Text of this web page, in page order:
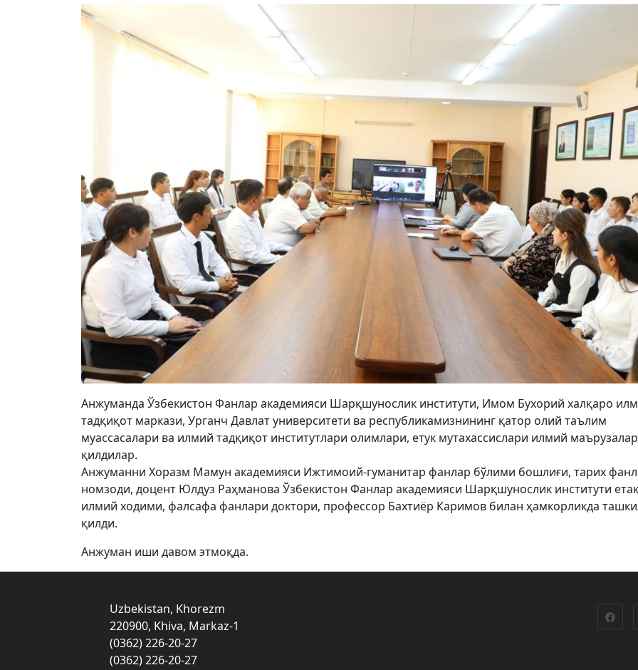
Aнжуманда Ўзбекистон Фанлар академияси Шарқшунослик институти, Имом Бухорий халқаро
тадқиқот маркази, Урганч Давлат университети ва республикамизнининг қатор олий таълим
муассасалари ва илмий тадқиқот институтлари олимлари, етук мутахассислари илмий маърузалар
қилдилар.
Анжуманни Хоразм Мамун академияси Ижтимоий-гуманитар фанлар бўлими бошлиғи, тарих
номзоди, доцент Юлдуз Раҳманова Ўзбекистон Фанлар академияси Шарқшунослик институти
илмий ходими, фалсафа фанлари доктори, профессор Бахтиёр Каримов билан ҳамкорликда
қилди.
Aнжуман иши давом этмоқда.
Uzbekistan, Khorezm
220900, Khiva, Markaz-1
(0362) 226-20-27
(0362) 226-20-27